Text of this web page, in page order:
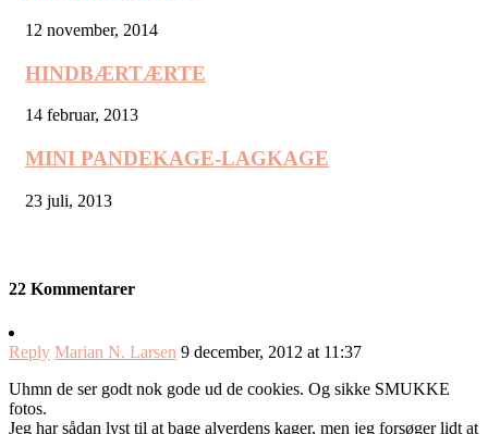
12 november, 2014
HINDBÆRTÆRTE
14 februar, 2013
MINI PANDEKAGE-LAGKAGE
23 juli, 2013
22 Kommentarer
Reply Marian N. Larsen 9 december, 2012 at 11:37
Uhmn de ser godt nok gode ud de cookies. Og sikke SMUKKE
fotos.
Jeg har sådan lyst til at bage alverdens kager, men jeg forsøger lidt at